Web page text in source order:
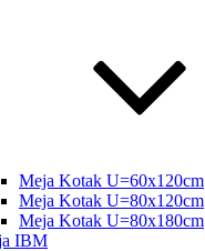
Meja Kotak U=60x120cm
Meja Kotak U=80x120cm
Meja Kotak U=80x180cm
IBM